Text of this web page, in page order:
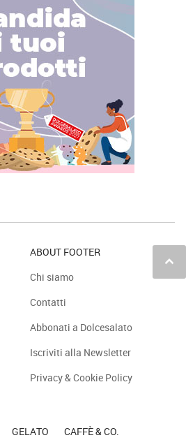
keyboard_arrow_up
ABOUT FOOTER
Chi siamo
Contatti
Abbonati a Dolcesalato
Iscriviti alla Newsletter
Privacy & Cookie Policy
GELATO CAFFÈ & CO.